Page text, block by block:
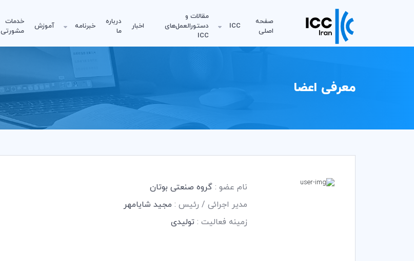
صفحه
اصلی
ICC
مقالات و
دستورالعمل‌های
ICC
اخبار
درباره
ما
خبرنامه آموزش
خدمات
مشورتی
معرفی اعضا
نام عضو : گروه صنعتی بوتان
مدیر اجرائی / رئیس : مجید شایامهر
زمینه فعالیت : تولیدی